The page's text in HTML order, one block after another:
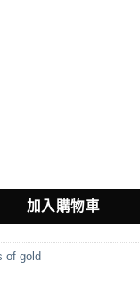
Wort 3600 聖約翰草
加入購物車
of gold